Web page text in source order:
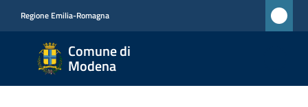
Regione Emilia-Romagna
Comune di
Modena
Comune
di
Modena